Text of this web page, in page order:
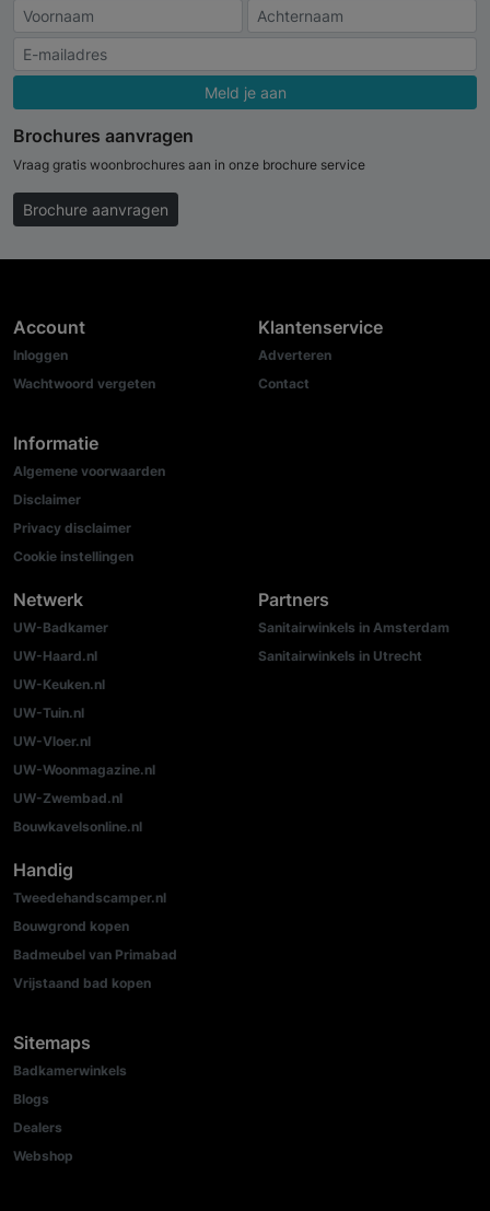
Meld je aan
Brochures aanvragen
Vraag gratis woonbrochures aan in onze brochure service
Brochure aanvragen
Account
Inloggen
Wachtwoord vergeten
Informatie
Algemene voorwaarden
Disclaimer
Privacy disclaimer
Cookie instellingen
Klantenservice
Adverteren
Contact
Netwerk
UW-Badkamer
UW-Haard.nl
UW-Keuken.nl
UW-Tuin.nl
UW-Vloer.nl
UW-Woonmagazine.nl
UW-Zwembad.nl
Bouwkavelsonline.nl
Partners
Sanitairwinkels in Amsterdam
Sanitairwinkels in Utrecht
Handig
Tweedehandscamper.nl
Bouwgrond kopen
Badmeubel van Primabad
Vrijstaand bad kopen
Sitemaps
Badkamerwinkels
Blogs
Dealers
Webshop